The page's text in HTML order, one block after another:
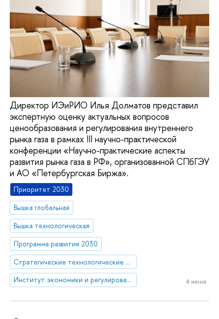
Директор ИЭиРИО Илья Долматов представил
экспертную оценку актуальных вопросов
ценообразования и регулирования внутреннего
рынка газа в рамках III научно-практической
конференции «Научно-практические аспекты
развития рынка газа в РФ», организованной СПбГЭУ
и АО «Петербургская Биржа».
Приоритет 2030
Вышка глобальная
Вышка технологическая
Программа развития 2030
Стратегические технологические проекты
Институт экономики и регулирования инфраструктурных отраслей
4 июня